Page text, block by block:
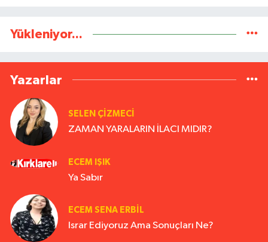
Yükleniyor...
Yazarlar
SELEN ÇİZMECİ
ZAMAN YARALARIN İLACI MIDIR?
ECEM IŞIK
Ya Sabır
ECEM SENA ERBIL
Israr Ediyoruz Ama Sonuçları Ne?